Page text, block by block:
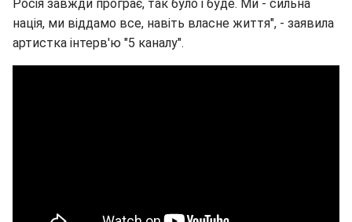
Росія завжди програє, так було і буде. Ми - сильна
нація, ми віддамо все, навіть власне життя", - заявила
артистка інтерв'ю "5 каналу".